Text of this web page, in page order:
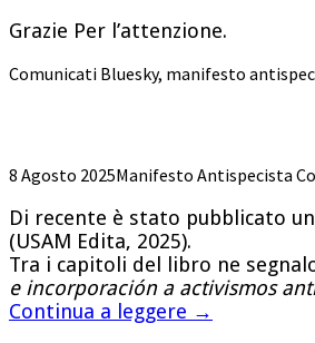
Grazie Per l’attenzione.
Comunicati Bluesky, manifesto
8 Agosto 2025Manifesto Antispecista
Di recente è stato pubblicato
(USAM Edita, 2025).
Tra i capitoli del libro ne
e incorporación a activismos
Continua a leggere →